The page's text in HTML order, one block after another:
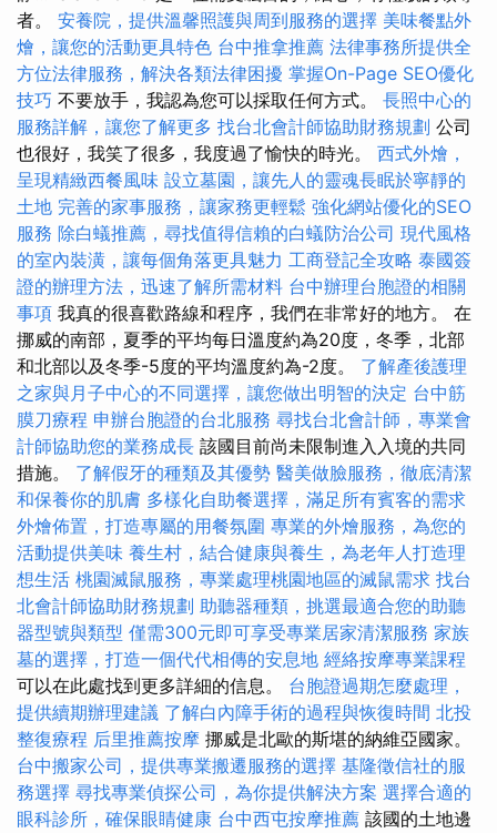
者。 安養院，提供溫馨照護與周到服務的選擇 美味餐點外
燴，讓您的活動更具特色 台中推拿推薦 法律事務所提供全
方位法律服務，解決各類法律困擾 掌握On-Page SEO優化
技巧 不要放手，我認為您可以採取任何方式。 長照中心的
服務詳解，讓您了解更多 找台北會計師協助財務規劃 公司
也很好，我笑了很多，我度過了愉快的時光。 西式外燴，
呈現精緻西餐風味 設立墓園，讓先人的靈魂長眠於寧靜的
土地 完善的家事服務，讓家務更輕鬆 強化網站優化的SEO
服務 除白蟻推薦，尋找值得信賴的白蟻防治公司 現代風格
的室內裝潢，讓每個角落更具魅力 工商登記全攻略 泰國簽
證的辦理方法，迅速了解所需材料 台中辦理台胞證的相關
事項 我真的很喜歡路線和程序，我們在非常好的地方。 在
挪威的南部，夏季的平均每日溫度約為20度，冬季，北部
和北部以及冬季-5度的平均溫度約為-2度。 了解產後護理
之家與月子中心的不同選擇，讓您做出明智的決定 台中筋
膜刀療程 申辦台胞證的台北服務 尋找台北會計師，專業會
計師協助您的業務成長 該國目前尚未限制進入入境的共同
措施。 了解假牙的種類及其優勢 醫美做臉服務，徹底清潔
和保養你的肌膚 多樣化自助餐選擇，滿足所有賓客的需求
外燴佈置，打造專屬的用餐氛圍 專業的外燴服務，為您的
活動提供美味 養生村，結合健康與養生，為老年人打造理
想生活 桃園滅鼠服務，專業處理桃園地區的滅鼠需求 找台
北會計師協助財務規劃 助聽器種類，挑選最適合您的助聽
器型號與類型 僅需300元即可享受專業居家清潔服務 家族
墓的選擇，打造一個代代相傳的安息地 經絡按摩專業課程
可以在此處找到更多詳細的信息。 台胞證過期怎麼處理，
提供續期辦理建議 了解白內障手術的過程與恢復時間 北投
整復療程 后里推薦按摩 挪威是北歐的斯堪的納維亞國家。
台中搬家公司，提供專業搬遷服務的選擇 基隆徵信社的服
務選擇 尋找專業偵探公司，為你提供解決方案 選擇合適的
眼科診所，確保眼睛健康 台中西屯按摩推薦 該國的土地邊